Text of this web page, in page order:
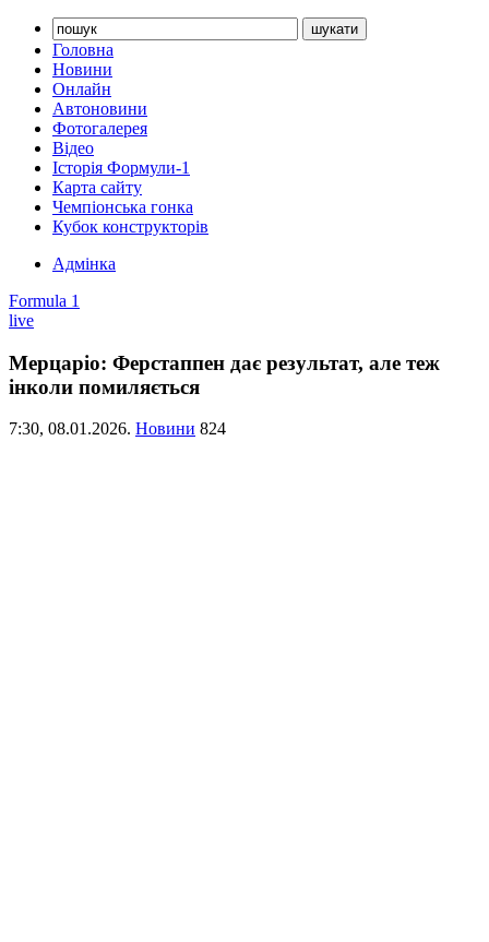
Головна
Новини
Онлайн
Автоновини
Фотогалерея
Відео
Історія Формули-1
Карта сайту
Чемпіонська гонка
Кубок конструкторів
Адмінка
Formula 1
live
Мерцаріо: Ферстаппен дає результат, але теж
інколи помиляється
7:30, 08.01.2026. Новини 824